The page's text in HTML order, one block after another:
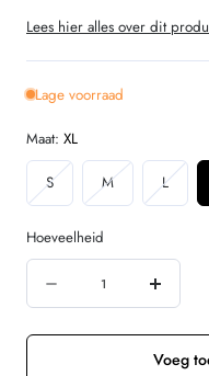
Lees hier alles over dit
Lage voorraad
Maat: XL
SVariant
uitverkocht
of
niet
beschikbaar
MVariant
uitverkocht
niet
beschikbaar
LVariant
niet
Hoeveelheid
verminderen
Verhoog
de
Voeg